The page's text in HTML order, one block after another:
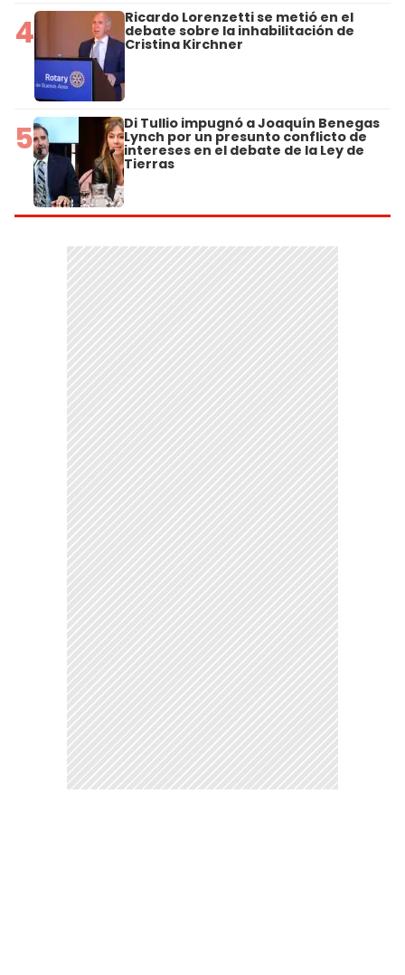
4 Ricardo Lorenzetti se metió en el
debate sobre la inhabilitación de
Cristina Kirchner
5 Di Tullio impugnó a Joaquín Benegas
Lynch por un presunto conflicto de
intereses en el debate de la Ley de
Tierras